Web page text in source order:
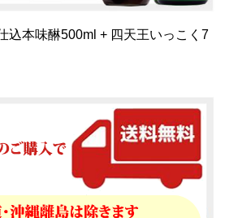
込本味醂500ml + 四天王いっこく7